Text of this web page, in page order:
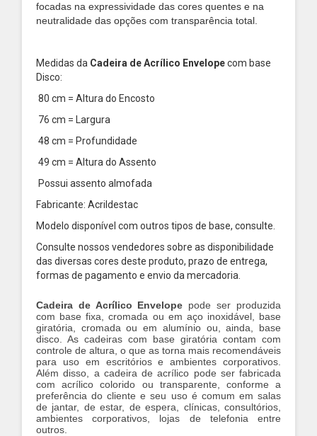
focadas na expressividade das cores quentes e na
neutralidade das opções com transparência total.
Medidas da Cadeira de Acrílico Envelopecom base
Disco:
80 cm = Altura do Encosto
76 cm = Largura
48 cm = Profundidade
49 cm = Altura do Assento
Possui assento almofada
Fabricante: Acrildestac
Modelo disponível com outros tipos de base, consulte.
Consulte nossos vendedores sobre as disponibilidade
das diversas cores deste produto, prazo de entrega,
formas de pagamento e envio da mercadoria.
Cadeira de Acrílico Envelope pode ser produzida
com base fixa, cromada ou em aço inoxidável, base
giratória, cromada ou em alumínio ou, ainda, base
disco. As cadeiras com base giratória contam com
controle de altura, o que as torna mais recomendáveis
para uso em escritórios e ambientes corporativos.
Além disso, a cadeira de acrílico pode ser fabricada
com acrílico colorido ou transparente, conforme a
preferência do cliente e seu uso é comum em salas
de jantar, de estar, de espera, clínicas, consultórios,
ambientes corporativos, lojas de telefonia entre
outros.